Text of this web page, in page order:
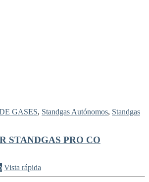
GASES, Standgas Autónomos, Standgas
STANDGAS PRO CO
Vista rápida